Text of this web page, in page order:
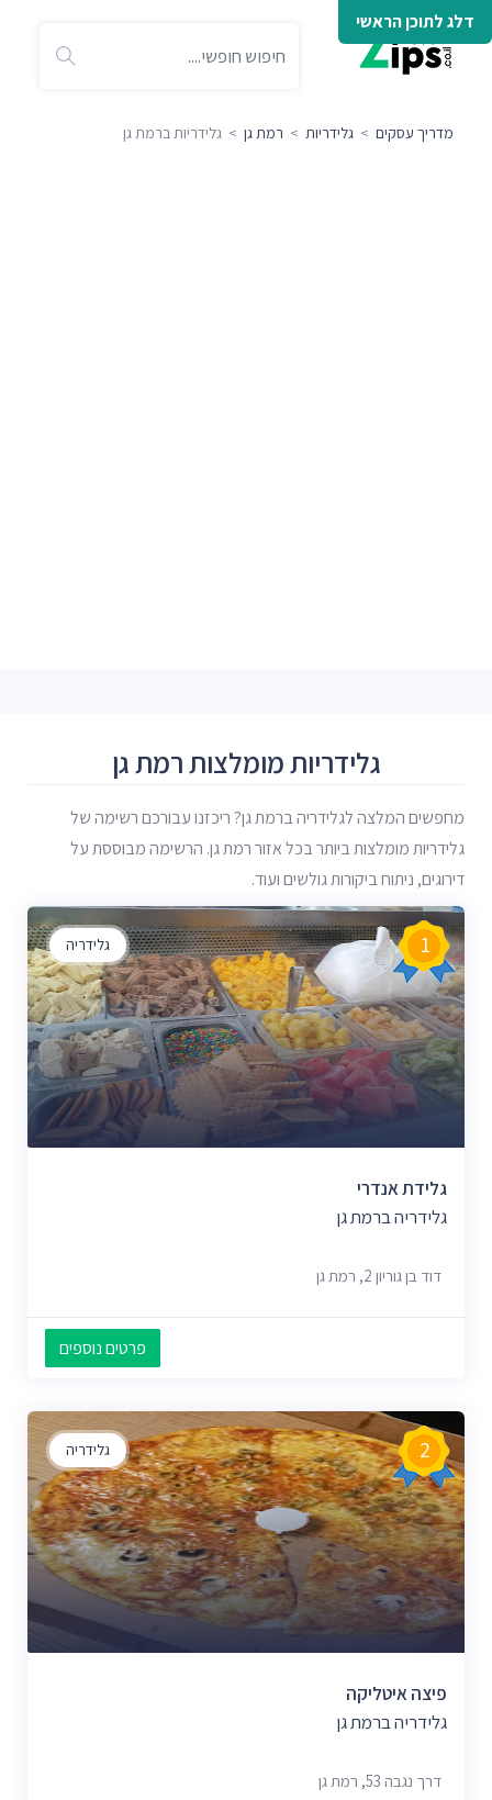
דלג לתוכן הראשי
מדריך עסקים > גלידריות > רמת גן > גלידריות ברמת גן
גלידריות מומלצות רמת גן
מחפשים המלצה לגלידריה ברמת גן? ריכזנו עבורכם רשימה של
גלידריות מומלצות ביותר בכל אזור רמת גן. הרשימה מבוססת על
דירוגים, ניתוח ביקורות גולשים ועוד.
גלידריה 1
גלידת אנדרי
גלידריה ברמת גן
דוד בן גוריון 2, רמת גן
פרטים נוספים
גלידריה 2
פיצה איטליקה
גלידריה ברמת גן
דרך נגבה 53, רמת גן